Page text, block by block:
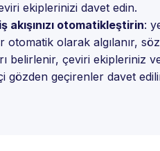
ekiplerinizi davet edin.
akışınızı otomatikleştirin:
otomatik olarak algılanır,
belirlenir, çeviri ekipleriniz
gözden geçirenler davet